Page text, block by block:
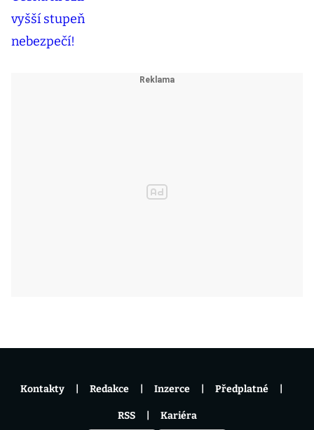
Kontakty Redakce Inzerce Předplatné
RSS Kariéra